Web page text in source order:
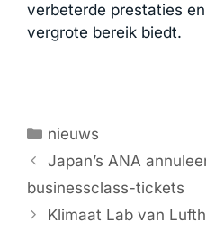
verbeterde prestaties
vergrote bereik biedt.
Categorieën
nieuws
Japan’s ANA
businessclass-tickets
Klimaat Lab van